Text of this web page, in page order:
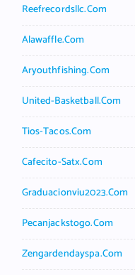
Reefrecordsllc.com
Alawaffle.com
Aryouthfishing.com
United-Basketball.com
Tios-Tacos.com
Cafecito-Satx.com
Graduacionviu2023.com
Pecanjackstogo.com
Zengardendayspa.com